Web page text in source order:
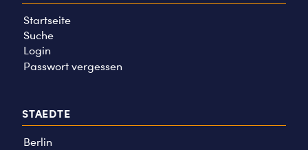
Startseite
Suche
Login
Passwort vergessen
STAEDTE
Berlin